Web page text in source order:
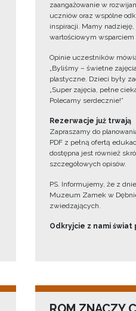
zaangażowanie w
uczniów oraz wspólne
inspiracji. Mamy
wartościowym
Opinie uczestników
„Byliśmy – świetne
plastyczne. Dzieci były
„Super zajęcia, pełne
Polecamy serdecznie!”
Rezerwacje już trwają
Zapraszamy do
PDF z pełną ofertą
dostępna jest również
szczegółowych opisów.
PS. Informujemy, że z
Muzeum Zamek w
zwiedzających.
Odkryjcie z nami świat